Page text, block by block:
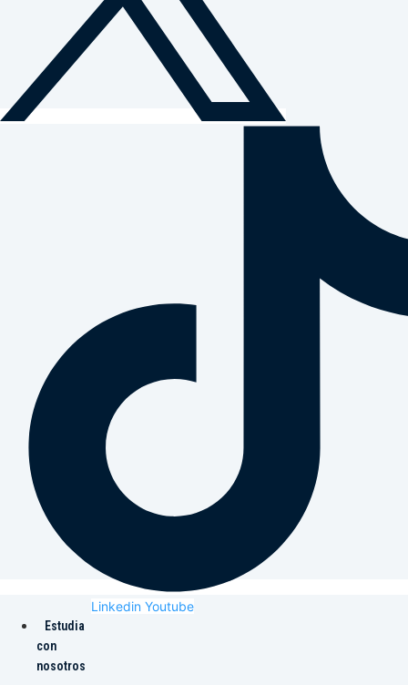
Linkedin Youtube
Estudia
con
nosotros